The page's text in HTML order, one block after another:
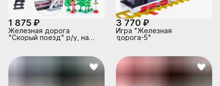
1 875 ₽
Железная дорога
"Скорый поезд" р/у, на
3 770 ₽
Игра "Железная
дорога-5"